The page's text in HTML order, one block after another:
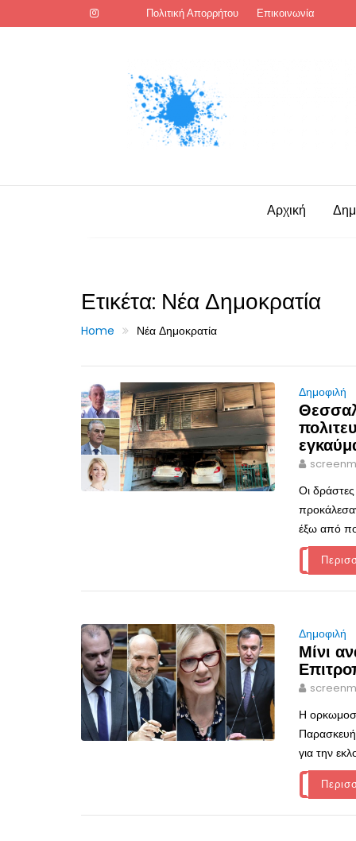
to
Πολιτική Απορρήτου Επικοινωνία
Αρχική
Ετικέτα: Νέα Δημοκρατία
Home Νέα Δημοκρατία
Δημοφιλή
Οι
έξω από
Δημοφιλή
Μίνι
Η
Παρασκευή
για την